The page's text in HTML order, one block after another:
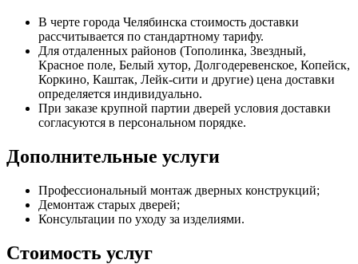
В черте города Челябинска стоимость доставки
рассчитывается по стандартному тарифу.
Для отдаленных районов (Тополинка, Звездный,
Красное поле, Белый хутор, Долгодеревенское, Копейск,
Коркино, Каштак, Лейк-сити и другие) цена доставки
определяется индивидуально.
При заказе крупной партии дверей условия доставки
согласуются в персональном порядке.
Дополнительные услуги
Профессиональный монтаж дверных конструкций;
Демонтаж старых дверей;
Консультации по уходу за изделиями.
Стоимость услуг